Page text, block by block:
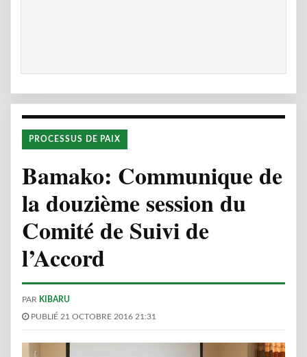
PROCESSUS DE PAIX
Bamako: Communique de
la douzième session du
Comité de Suivi de
l’Accord
PAR KIBARU
PUBLIÉ 21 OCTOBRE 2016 21:31